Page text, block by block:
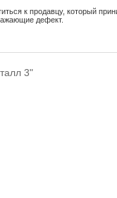
к продавцу, который
дефект.
3"